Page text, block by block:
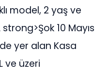
model, 2 yaş ve
10 Mayıs
yer alan Kasa
ve üzeri